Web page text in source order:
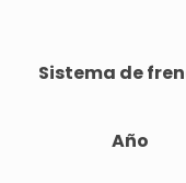
Sistema de
Año